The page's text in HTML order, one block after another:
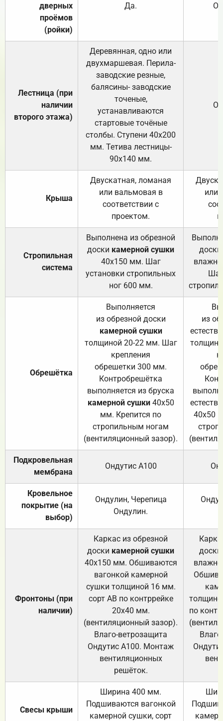
дверных
проёмов
(ройки)
Да.
Лестница (при
наличии
второго этажа)
Деревянная, одно или
двухмаршевая. Перила-
заводские резные,
балясины- заводские
точеные,
устанавливаются
стартовые точёные
столбы. Ступени 40х200
мм. Тетива лестницы-
90х140 мм.
Крыша
Двускатная, ломаная
или вальмовая в
соответствии с
проектом.
или
Стропильная
система
Выполнена из обрезной
доски камерной сушки
40х150 мм. Шаг
установки стропильных
ног 600 мм.
доски
Обрешётка
Выполняется
из обрезной доски
камерной сушки
толщиной 20-22 мм. Шаг
крепления
обрешетки 300 мм.
Контробрешётка
выполняется из бруска
камерной сушки40х50
мм. Крепится по
стропильным ногам
(вентиляционный зазор).
из
40х50
Подкровельная
мембрана
Ондутис А100
Кровельное
покрытие (на
выбор)
Ондулин, Черепица
Ондулин.
Фронтоны (при
наличии)
Каркас из обрезной
доски камерной сушки
40х150 мм. Обшиваются
вагонкой камерной
сушки толщиной 16 мм.
сорт АВ по контррейке
20х40 мм.
(вентиляционный зазор).
Влаго-ветрозащита
Ондутис А100. Монтаж
вентиляционных
решёток.
доски
по
Свесы крыши
Ширина 400 мм.
Подшиваются вагонкой
камерной сушки, сорт